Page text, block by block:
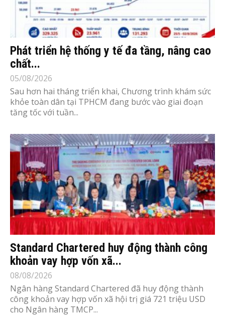
Phát triển hệ thống y tế đa tầng, nâng cao
chất...
05/08/2026
Sau hơn hai tháng triển khai, Chương trình khám sức
khỏe toàn dân tại TPHCM đang bước vào giai đoạn
tăng tốc với tuần...
Standard Chartered huy động thành công
khoản vay hợp vốn xã...
08/08/2026
Ngân hàng Standard Chartered đã huy động thành
công khoản vay hợp vốn xã hội trị giá 721 triệu USD
cho Ngân hàng TMCP...